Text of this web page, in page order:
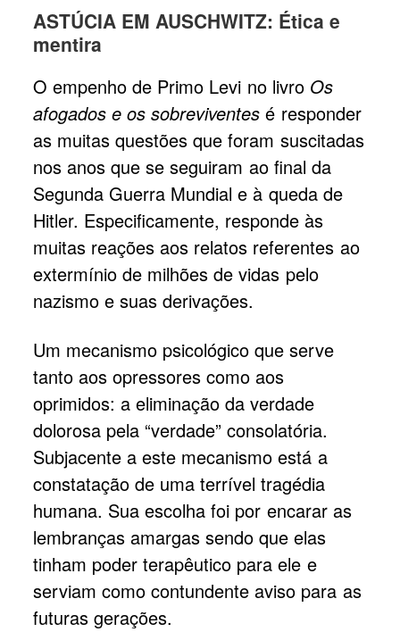
ASTÚCIA EM AUSCHWITZ: Ética e
mentira
O empenho de Primo Levi no livro Os
afogados e os sobreviventes é responder
as muitas questões que foram suscitadas
nos anos que se seguiram ao final da
Segunda Guerra Mundial e à queda de
Hitler. Especificamente, responde às
muitas reações aos relatos referentes ao
extermínio de milhões de vidas pelo
nazismo e suas derivações.
Um mecanismo psicológico que serve
tanto aos opressores como aos
oprimidos: a eliminação da verdade
dolorosa pela “verdade” consolatória.
Subjacente a este mecanismo está a
constatação de uma terrível tragédia
humana. Sua escolha foi por encarar as
lembranças amargas sendo que elas
tinham poder terapêutico para ele e
serviam como contundente aviso para as
futuras gerações.